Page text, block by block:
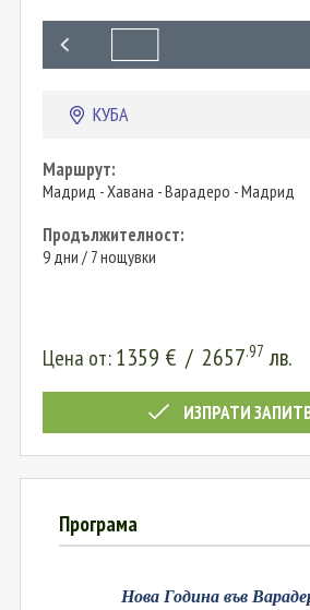
КУБА
Маршрут:
Мадрид - Хавана - Варадеро - Мадрид
Продължителност:
9 дни / 7 нощувки
Цена от:1359 € / 2657.97 лв.
ИЗПРАТИ
Програма
Нова Година във В